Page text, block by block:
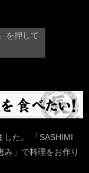
を押して
した。 「SASHIMI
み」で料理をお作り